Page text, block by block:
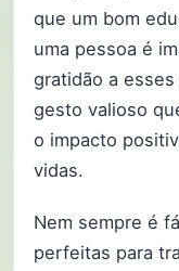
que um bom
uma pessoa é
gratidão a
gesto valioso
o impacto
vidas.
Nem sempre é
perfeitas para